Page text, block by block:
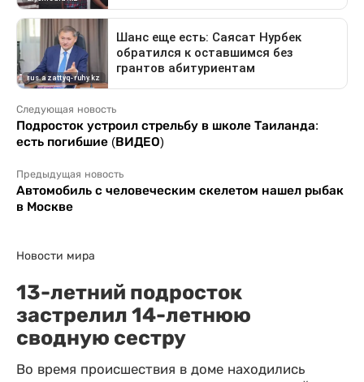
Следующая новость
Подросток устроил стрельбу в школе Таиланда:
есть погибшие (ВИДЕО)
Предыдущая новость
Автомобиль с человеческим скелетом нашел рыбак
в Москве
Новости мира
13-летний подросток
застрелил 14-летнюю
сводную сестру
Во время происшествия в доме находились